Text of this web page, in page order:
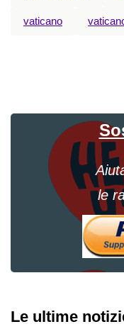
vaticano
le
Le ultime